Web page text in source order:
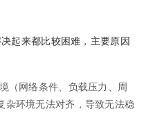
起来都比较困难，主要原因
（网络条件、负载压力、周
杂环境无法对齐，导致无法稳